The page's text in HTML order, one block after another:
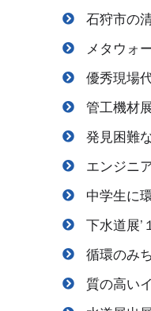
石狩市の
メタウォ
優秀現場
管工機材
発見困難
エンジニ
中学生に
下水道展
循環のみ
質の高い